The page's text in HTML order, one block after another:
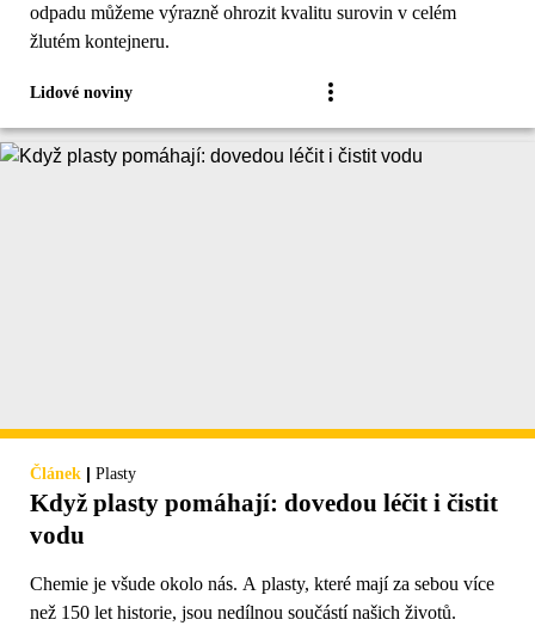
odpadu můžeme výrazně ohrozit kvalitu surovin v celém
žlutém kontejneru.
Lidové noviny
Článek | Plasty
Když plasty pomáhají: dovedou léčit i čistit
vodu
Chemie je všude okolo nás. A plasty, které mají za sebou více
než 150 let historie, jsou nedílnou součástí našich životů.